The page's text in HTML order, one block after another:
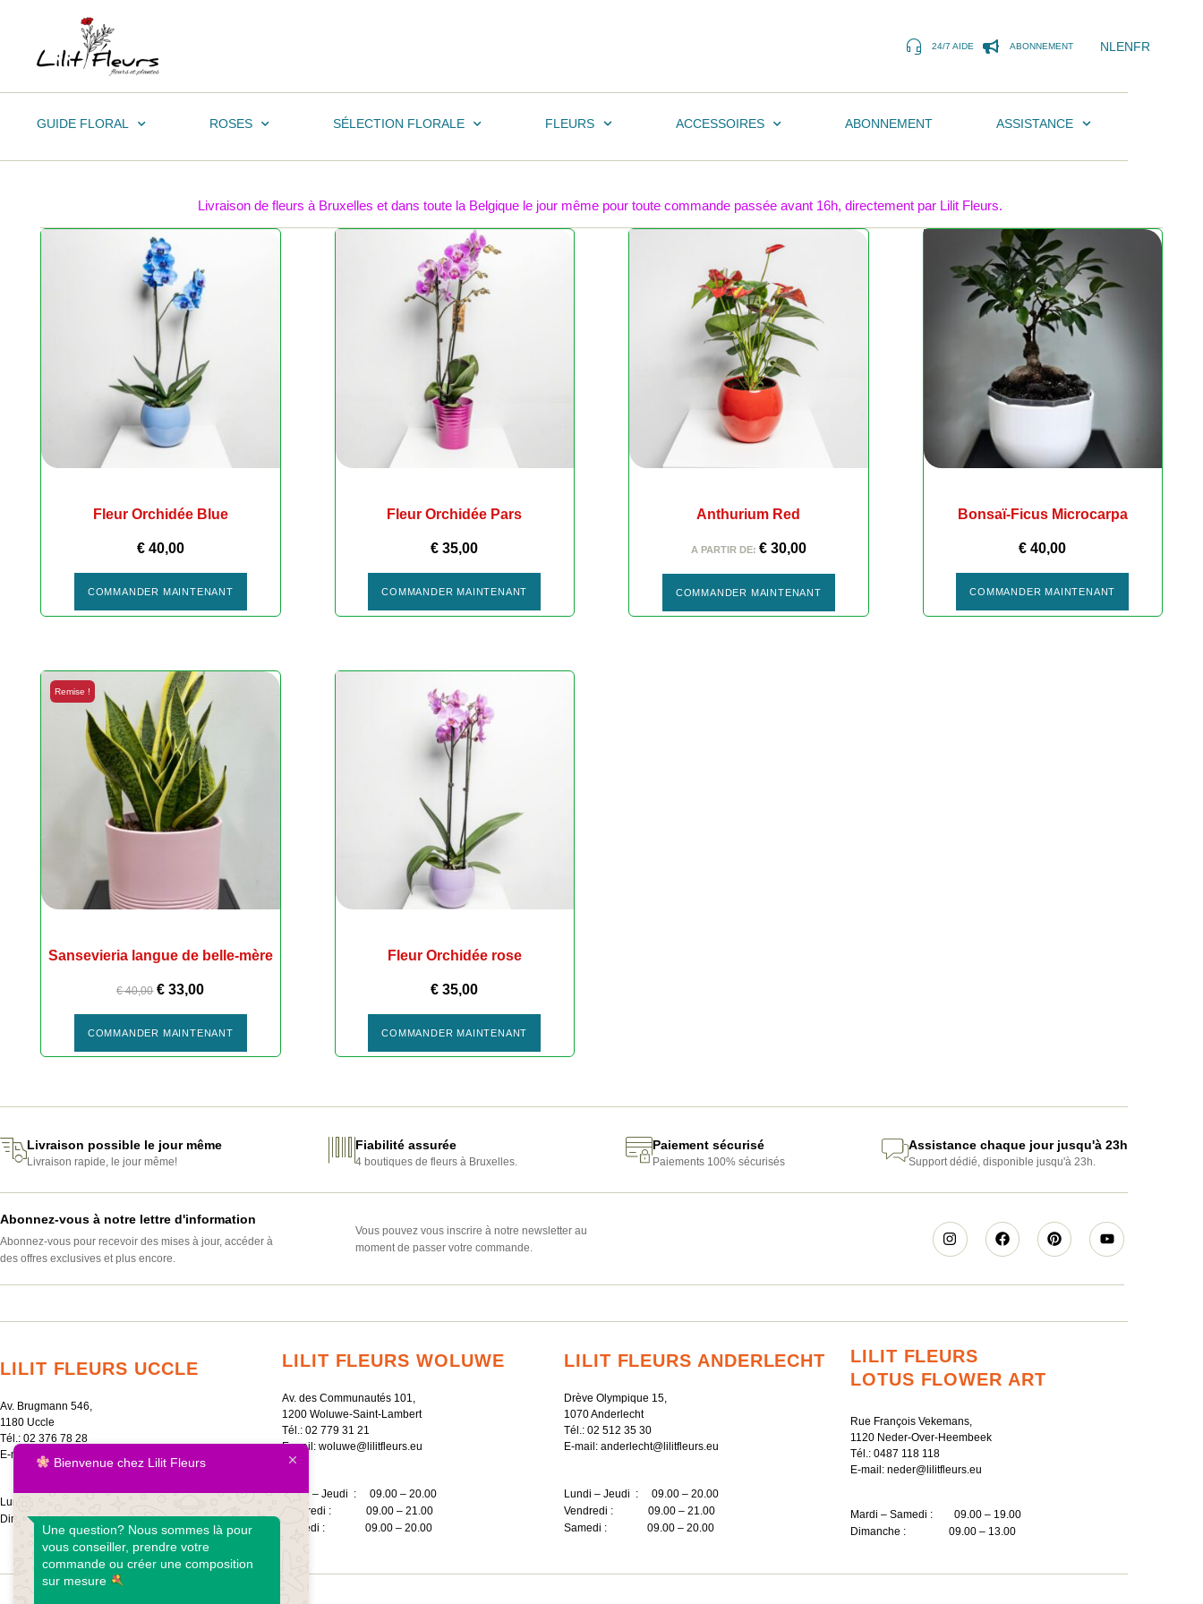
24/7 AIDE ABONNEMENT NL ENFR
GUIDE FLORAL ROSES SÉLECTION FLORALE FLEURS ACCESSOIRES ABONNEMENT ASSISTANCE
Livraison de fleurs à Bruxelles et dans toute la Belgique le jour même pour toute commande passée avant 16h, directement par Lilit Fleurs.
Fleur Orchidée Blue
€40,00
COMMANDER MAINTENANT
Fleur Orchidée Pars
€ 35,00
COMMANDER MAINTENANT
Anthurium Red
A PARTIR DE: €30,00
COMMANDER MAINTENANT
Bonsaï-Ficus Microcarpa
€ 40,00
COMMANDER MAINTENANT
Remise !
Sansevieria langue de belle-mère
€40,00 € 33,00
COMMANDER MAINTENANT
Fleur Orchidée rose
€ 35,00
COMMANDER MAINTENANT
Livraison possible le jour même
Livraison rapide, le jour même!
Fiabilité assurée
4 boutiques de fleurs à Bruxelles.
Paiement sécurisé
Paiements 100% sécurisés
Assistance chaque jour jusqu'à 23h
Support dédié, disponible jusqu'à 23h.
Abonnez-vous à notre lettre d'information
Abonnez-vous pour recevoir des mises à jour, accéder à
des offres exclusives et plus encore.
Vous pouvez vous inscrire à notre newsletter au
moment de passer votre commande.
LILIT FLEURS UCCLE
Av. Brugmann 546,
1180 Uccle
Tél.: 02 376 78 28
E-mail:
uccle@lilitfleurs.eu
Lundi – Samedi : 09.00 – 20.00
Dimanche : 10.00 – 18.00
LILIT FLEURS WOLUWE
Av. des Communautés 101,
1200 Woluwe-Saint-Lambert
Tél.: 02 779 31 21
E-mail: woluwe@lilitfleurs.eu
Lundi – Jeudi : 09.00 – 20.00
Vendredi : 09.00 – 21.00
Samedi : 09.00 – 20.00
LILIT FLEURS ANDERLECHT
Drève Olympique 15,
1070 Anderlecht
Tél.: 02 512 35 30
E-mail: anderlecht@lilitfleurs.eu
Lundi – Jeudi : 09.00 – 20.00
Vendredi : 09.00 – 21.00
Samedi : 09.00 – 20.00
LILIT FLEURS
LOTUS FLOWER ART
Rue François Vekemans,
1120 Neder-Over-Heembeek
Tél.: 0487 118 118
E-mail: neder@lilitfleurs.eu
Mardi – Samedi : 09.00 – 19.00
Dimanche : 09.00 – 13.00
Bienvenue chez Lilit Fleurs
Une question? Nous sommes là pour
vous conseiller, prendre votre
commande ou créer une composition
sur mesure